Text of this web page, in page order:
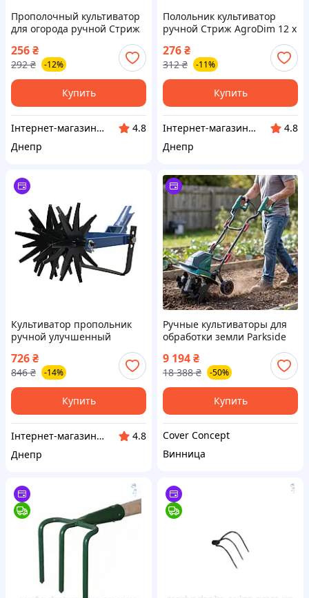
Прополочный культиватор
для огорода ручной Стриж
256₴
292 ₴ -12%
Купить
Інтернет-магазин "Winner"
4.8
Днепр
Полольник культиватор
ручной Стриж AgroDim 12 х
276₴
312 ₴ -11%
Купить
Інтернет-магазин "Winner"
4.8
Днепр
Культиватор пропольник
ручной улучшенный
AgroDim "Еж"-Pro сталь 65 г
726₴
846 ₴ -14%
Купить
Інтернет-магазин "Winner"
4.8
Днепр
Ручные культиваторы для
обработки земли Parkside
электрический, Ручной
культиватор
электрический, FRC
9 194₴
18 388 ₴ -50%
Купить
Cover Concept
Винница